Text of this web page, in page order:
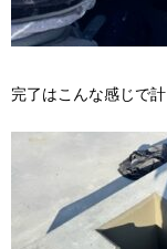
完了はこんな感じで